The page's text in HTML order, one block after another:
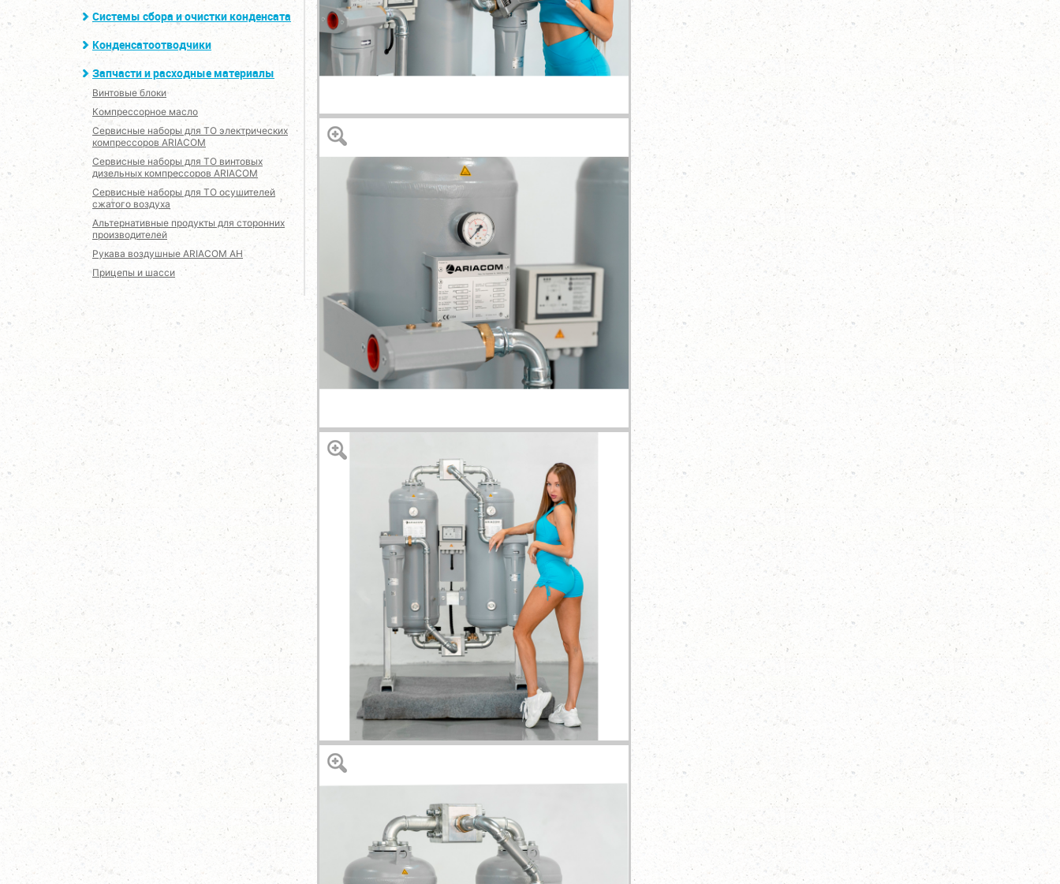
Системы сбора и очистки конденсата
Конденсатоотводчики
Запчасти и расходные материалы
Винтовые блоки
Компрессорное масло
Сервисные наборы для ТО электрических
компрессоров ARIACOM
Сервисные наборы для ТО винтовых
дизельных компрессоров ARIACOM
Сервисные наборы для ТО осушителей
сжатого воздуха
Альтернативные продукты для сторонних
производителей
Рукава воздушные ARIACOM AH
Прицепы и шасси